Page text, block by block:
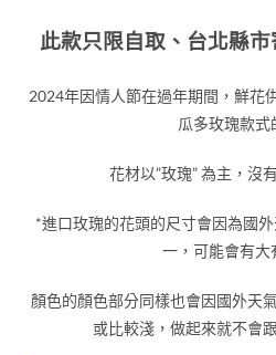
此款只限自取、台北縣市
2024年因情人節在過年期間，鮮花
瓜多玫瑰款式
花材以”玫瑰” 為主，沒
*進口玫瑰的花頭的尺寸會因為國
一，可能會有大
顏色的顏色部分同樣也會因國外天
或比較淺，做起來就不會